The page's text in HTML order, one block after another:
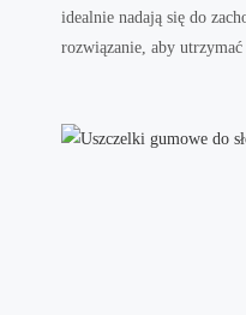
idealnie nadają się do
rozwiązanie, aby